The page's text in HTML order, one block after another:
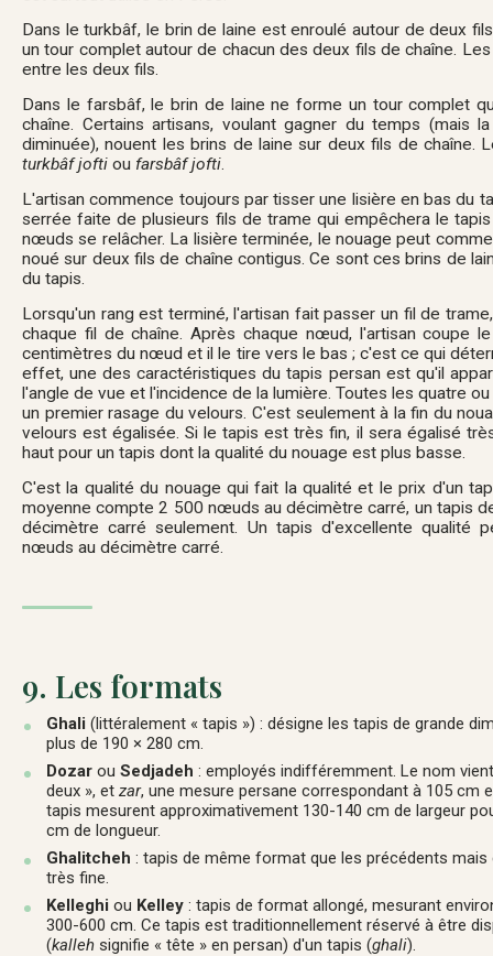
Dans le turkbâf, le brin de laine est enroulé autour de deux
un tour complet autour de chacun des deux fils de chaîne.
entre les deux fils.
Dans le farsbâf, le brin de laine ne forme un tour complet
chaîne. Certains artisans, voulant gagner du temps (mais
diminuée), nouent les brins de laine sur deux fils de chaîne.
turkbâf jofti ou farsbâf jofti.
L'artisan commence toujours par tisser une lisière en bas du
serrée faite de plusieurs fils de trame qui empêchera le
nœuds se relâcher. La lisière terminée, le nouage peut
noué sur deux fils de chaîne contigus. Ce sont ces brins de
du tapis.
Lorsqu'un rang est terminé, l'artisan fait passer un fil de
chaque fil de chaîne. Après chaque nœud, l'artisan coupe
centimètres du nœud et il le tire vers le bas ; c'est ce qui
effet, une des caractéristiques du tapis persan est qu'il
l'angle de vue et l'incidence de la lumière. Toutes les quatre
un premier rasage du velours. C'est seulement à la fin du
velours est égalisée. Si le tapis est très fin, il sera égalisé
haut pour un tapis dont la qualité du nouage est plus basse.
C'est la qualité du nouage qui fait la qualité et le prix d'un
moyenne compte 2 500 nœuds au décimètre carré, un tapis
décimètre carré seulement. Un tapis d'excellente qualité
nœuds au décimètre carré.
9. Les formats
Ghali (littéralement « tapis ») : désigne les tapis de grande
plus de 190 × 280 cm.
Dozar ou Sedjadeh : employés indifféremment. Le nom
deux », et zar, une mesure persane correspondant à 105 cm
tapis mesurent approximativement 130-140 cm de largeur
cm de longueur.
Ghalitcheh : tapis de même format que les précédents mais
très fine.
Kelleghi ou Kelley : tapis de format allongé, mesurant
300-600 cm. Ce tapis est traditionnellement réservé à être
(kalleh signifie « tête » en persan) d'un tapis (ghali).